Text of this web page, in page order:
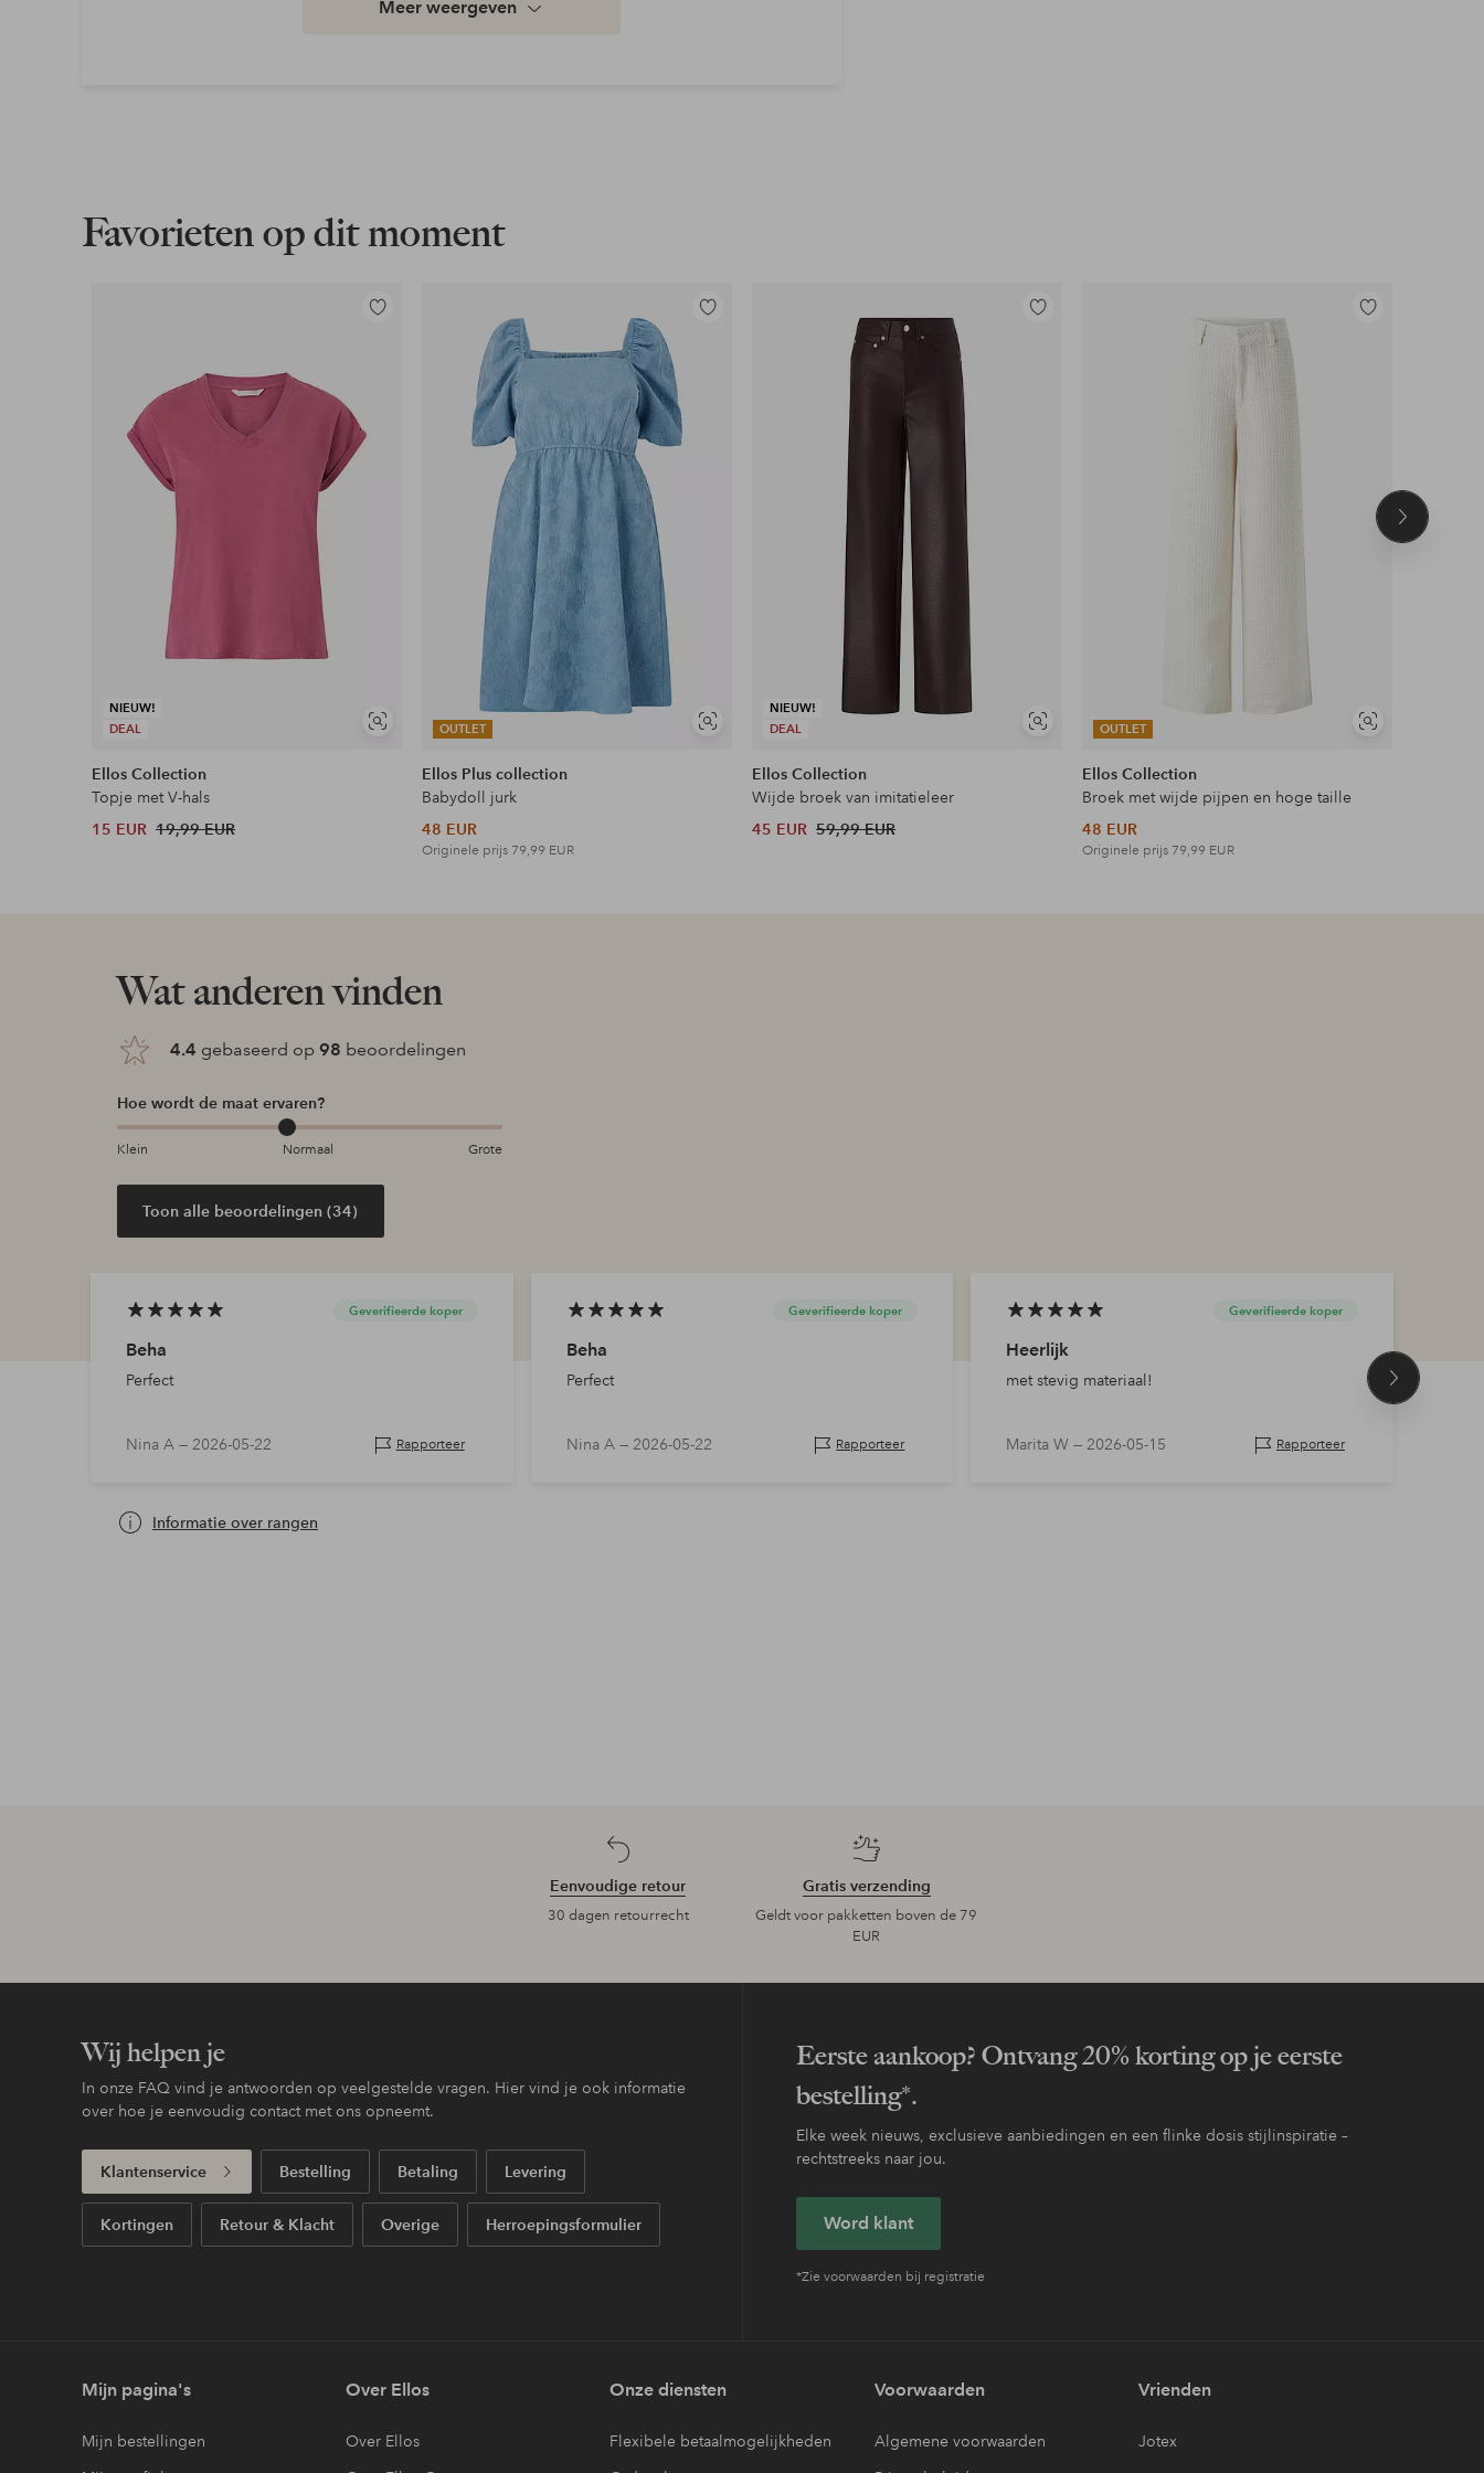
Flexibele betaalwijze
Nu betalen, later betalen of in termijnen betalen
Meer weergeven
Favorieten op dit moment
NIEUW!
DEAL
Soortgelijke
Toevoegen
Ellos Collection
Topje met V-hals
15 EUR 19,99 EUR
OUTLET
Soortgelijke
Toevoegen
Ellos Plus collection
Babydoll jurk
48 EUR
Originele prijs 79,99 EUR
NIEUW!
DEAL
Soortgelijke
Toevoegen
Ellos Collection
Wijde broek van imitatieleer
45 EUR 59,99 EUR
OUTLET
Soortgelijke
Toevoegen
Ellos Collection
Broek met wijde pijpen en hoge taille
48 EUR
Originele prijs 79,99 EUR
Volgend
Wat anderen vinden
4.4 gebaseerd op 98 beoordelingen
Hoe wordt de maat ervaren?
Klein Normaal Grote
Toon alle beoordelingen (34)
Geverifieerde koper
Beha
Perfect
Nina A — 2026-05-22 Rapporteer
Geverifieerde koper
Beha
Perfect
Nina A — 2026-05-22 Rapporteer
Geverifieerde koper
Heerlijk
met stevig materiaal!
Marita W —2026-05-15 Rapporteer
Volgend
Informatie over rangen
Eenvoudige retour
30 dagen retourrecht
Gratis verzending
Geldt voor pakketten boven de 79
EUR
Wij helpen je
In onze FAQ vind je antwoorden op veelgestelde vragen. Hier vind je ook informatie
over hoe je eenvoudig contact met ons opneemt.
Klantenservice Bestelling Betaling Levering
Kortingen Retour & Klacht Overige Herroepingsformulier
Eerste aankoop? Ontvang 20% korting op je eerste
bestelling*.
Elke week nieuws, exclusieve aanbiedingen en een flinke dosis stijlinspiratie –
rechtstreeks naar jou.
Word klant
*Zie voorwaarden bij registratie
Mijn pagina's
Mijn bestellingen
Over Ellos
Over Ellos
Onze diensten
Flexibele betaalmogelijkheden
Voorwaarden
Algemene voorwaarden
Vrienden
Jotex